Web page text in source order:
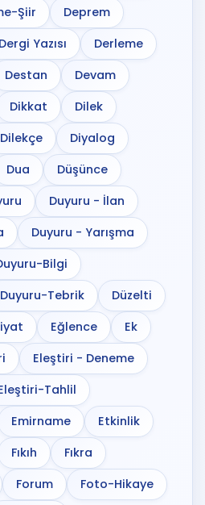
Şiir
Deprem
Dergi Yazısı
Derleme
Destan
Devam
Dikkat
Dilek
Dilekçe
Diyalog
Dua
Düşünce
Duyuru - İlan
Duyuru - Yarışma
Bilgi
Duyuru-Tebrik
Düzelti
Eğlence
Ek
Eleştiri - Deneme
Tahlil
Emirname
Etkinlik
Fıkıh
Fıkra
Forum
Foto-Hikaye